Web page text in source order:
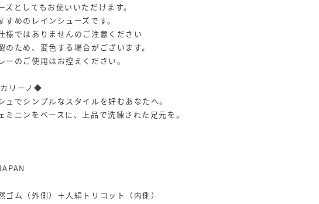
ズとしてもお使いいただけます。
すめのレインシューズです。
様ではありませんのご注意ください
ため、変色する場合がございます。
のご使用はお控えください。
リーノ◆
ュでシンプルなスタイルを好むあなたへ。
ミニンをベースに、上品で洗練された足元を。
ム（外側）＋人絹トリコット（内側）